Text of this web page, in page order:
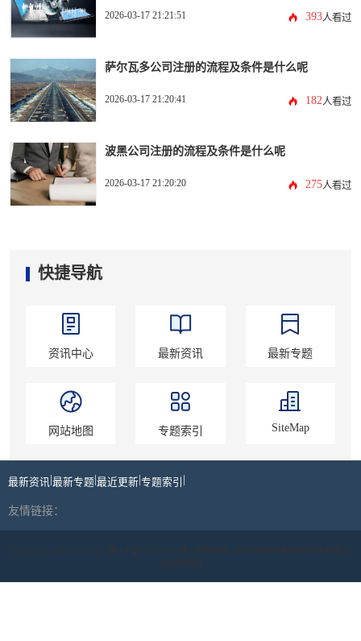
2026-03-17 21:21:51 393人看过
萨尔瓦多公司注册的流程及条件是什么呢
2026-03-17 21:20:41 182人看过
波黑公司注册的流程及条件是什么呢
2026-03-17 21:20:20 275人看过
快捷导航
资讯中心 最新资讯 最新专题
网站地图 专题索引 SiteMap
最新资讯 最新专题 最近更新 专题索引
友情链接：